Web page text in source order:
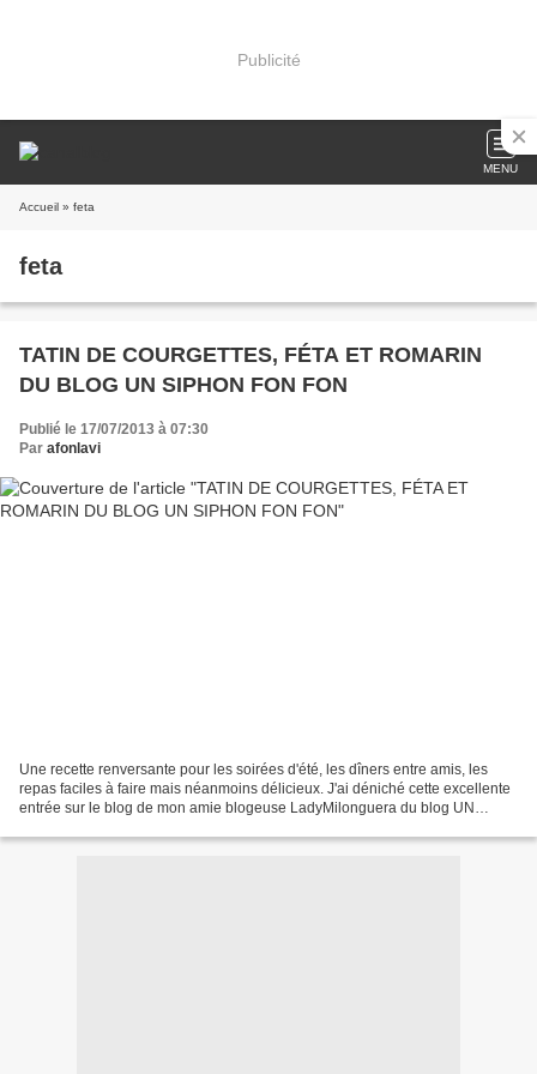
Publicité
MENU
Accueil » feta
feta
TATIN DE COURGETTES, FÉTA ET ROMARIN
DU BLOG UN SIPHON FON FON
Publié le 17/07/2013 à 07:30
Par afonlavi
Une recette renversante pour les soirées d'été, les dîners entre amis, les
repas faciles à faire mais néanmoins délicieux. J'ai déniché cette excellente
entrée sur le blog de mon amie blogeuse LadyMilonguera du blog UN